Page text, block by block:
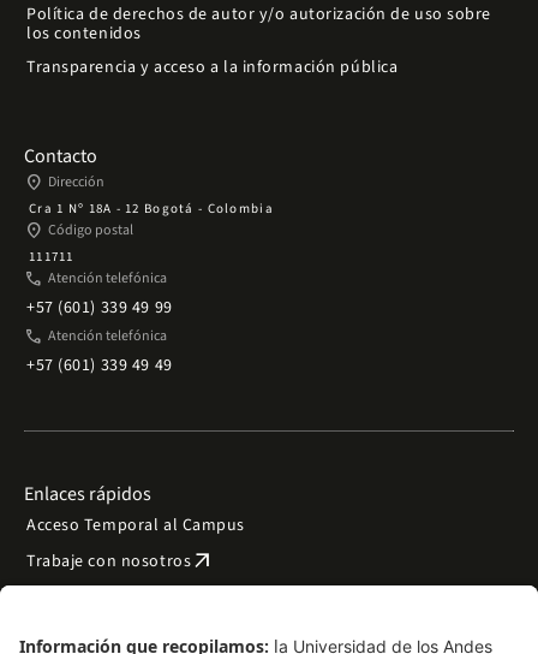
Política de derechos de autor y/o autorización de uso sobre
los contenidos
Transparencia y acceso a la información pública
Contacto
place Dirección
Cra 1 Nº 18A - 12 Bogotá - Colombia
place Código postal
111711
phone Atención telefónica
+57 (601) 339 49 99
phone Atención telefónica
+57 (601) 339 49 49
Enlaces rápidos
Acceso Temporal al Campus
Trabaje con nosotrosarrow_outward
Preguntas frecuentes